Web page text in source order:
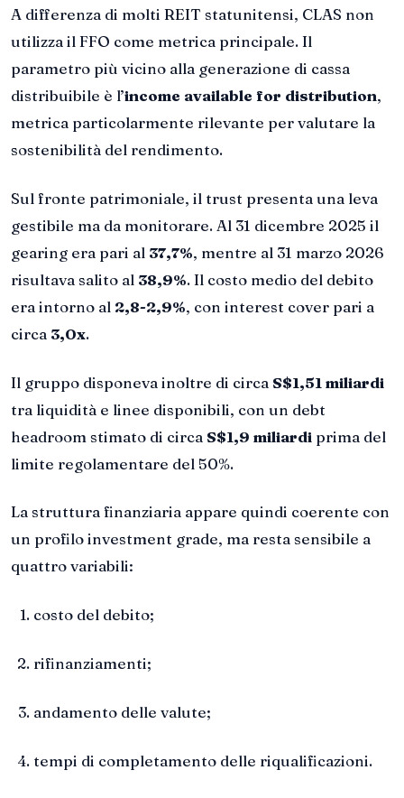
A differenza di molti REIT statunitensi, CLAS non
utilizza il FFO come metrica principale. Il
parametro più vicino alla generazione di cassa
distribuibile è l’income available for distribution,
metrica particolarmente rilevante per valutare la
sostenibilità del rendimento.
Sul fronte patrimoniale, il trust presenta una leva
gestibile ma da monitorare. Al 31 dicembre 2025 il
gearing era pari al 37,7%, mentre al 31 marzo 2026
risultava salito al 38,9%. Il costo medio del debito
era intorno al 2,8-2,9%, con interest cover pari a
circa 3,0x.
Il gruppo disponeva inoltre di circa S$1,51 miliardi
tra liquidità e linee disponibili, con un debt
headroom stimato di circa S$1,9 miliardi prima del
limite regolamentare del 50%.
La struttura finanziaria appare quindi coerente con
un profilo investment grade, ma resta sensibile a
quattro variabili:
costo del debito;
rifinanziamenti;
andamento delle valute;
tempi di completamento delle riqualificazioni.